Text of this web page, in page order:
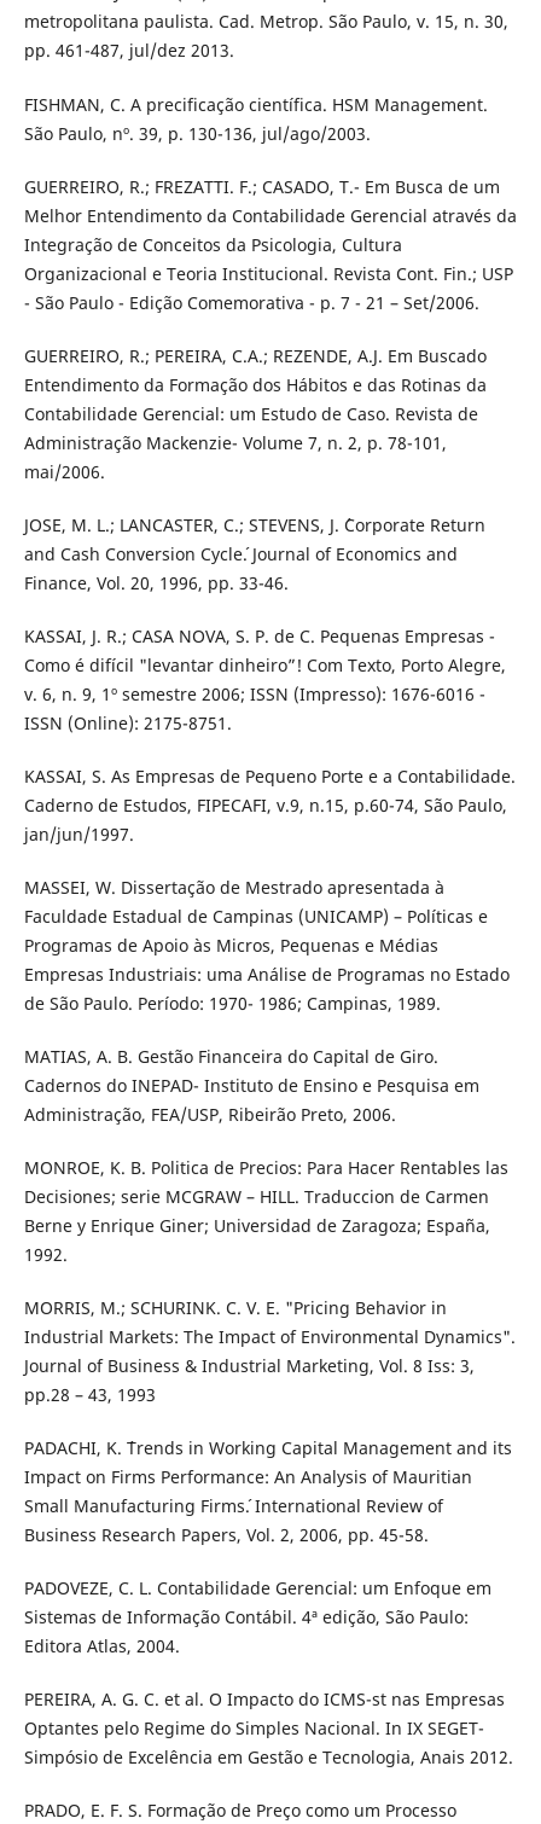
metropolitana paulista. Cad. Metrop. São Paulo, v. 15, n. 30,
pp. 461-487, jul/dez 2013.
FISHMAN, C. A precificação científica. HSM Management.
São Paulo, nº. 39, p. 130-136, jul/ago/2003.
GUERREIRO, R.; FREZATTI. F.; CASADO, T.- Em Busca de um
Melhor Entendimento da Contabilidade Gerencial através da
Integração de Conceitos da Psicologia, Cultura
Organizacional e Teoria Institucional. Revista Cont. Fin.; USP
- São Paulo - Edição Comemorativa - p. 7 - 21 – Set/2006.
GUERREIRO, R.; PEREIRA, C.A.; REZENDE, A.J. Em Buscado
Entendimento da Formação dos Hábitos e das Rotinas da
Contabilidade Gerencial: um Estudo de Caso. Revista de
Administração Mackenzie- Volume 7, n. 2, p. 78-101,
mai/2006.
JOSE, M. L.; LANCASTER, C.; STEVENS, J. ´Corporate Return
and Cash Conversion Cycle´. Journal of Economics and
Finance, Vol. 20, 1996, pp. 33-46.
KASSAI, J. R.; CASA NOVA, S. P. de C. Pequenas Empresas -
Como é difícil "levantar dinheiro”! Com Texto, Porto Alegre,
v. 6, n. 9, 1º semestre 2006; ISSN (Impresso): 1676-6016 -
ISSN (Online): 2175-8751.
KASSAI, S. As Empresas de Pequeno Porte e a Contabilidade.
Caderno de Estudos, FIPECAFI, v.9, n.15, p.60-74, São Paulo,
jan/jun/1997.
MASSEI, W. Dissertação de Mestrado apresentada à
Faculdade Estadual de Campinas (UNICAMP) – Políticas e
Programas de Apoio às Micros, Pequenas e Médias
Empresas Industriais: uma Análise de Programas no Estado
de São Paulo. Período: 1970- 1986; Campinas, 1989.
MATIAS, A. B. Gestão Financeira do Capital de Giro.
Cadernos do INEPAD- Instituto de Ensino e Pesquisa em
Administração, FEA/USP, Ribeirão Preto, 2006.
MONROE, K. B. Politica de Precios: Para Hacer Rentables las
Decisiones; serie MCGRAW – HILL. Traduccion de Carmen
Berne y Enrique Giner; Universidad de Zaragoza; España,
1992.
MORRIS, M.; SCHURINK. C. V. E. "Pricing Behavior in
Industrial Markets: The Impact of Environmental Dynamics".
Journal of Business & Industrial Marketing, Vol. 8 Iss: 3,
pp.28 – 43, 1993
PADACHI, K. ´Trends in Working Capital Management and its
Impact on Firms Performance: An Analysis of Mauritian
Small Manufacturing Firms´. International Review of
Business Research Papers, Vol. 2, 2006, pp. 45-58.
PADOVEZE, C. L. Contabilidade Gerencial: um Enfoque em
Sistemas de Informação Contábil. 4ª edição, São Paulo:
Editora Atlas, 2004.
PEREIRA, A. G. C. et al. O Impacto do ICMS-st nas Empresas
Optantes pelo Regime do Simples Nacional. In IX SEGET-
Simpósio de Excelência em Gestão e Tecnologia, Anais 2012.
PRADO, E. F. S. Formação de Preço como um Processo